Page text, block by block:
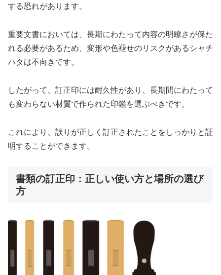
する恐れがあります。
重要文書においては、長期にわたって内容の明瞭さが保た
れる必要があるため、変形や色褪せのリスクがあるシャチ
ハタは不向きです。
したがって、訂正印には耐久性があり、長期間にわたって
も変わらない材質で作られた印鑑を選ぶべきです。
これにより、誤りが正しく訂正されたことをしっかりと証
明することができます。
書類の訂正印：正しい使い方と場所の選び
方